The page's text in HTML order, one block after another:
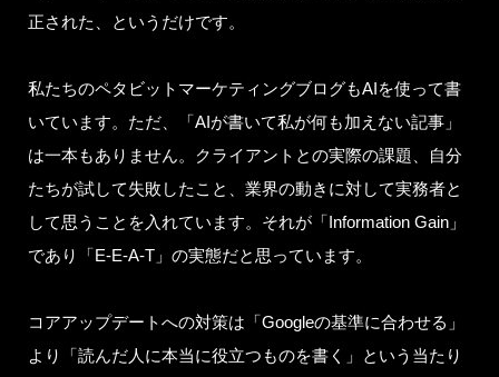
正された、というだけです。
私たちのペタビットマーケティングブログもAIを使って書
いています。ただ、「AIが書いて私が何も加えない記事」
は一本もありません。クライアントとの実際の課題、自分
たちが試して失敗したこと、業界の動きに対して実務者と
して思うことを入れています。それが「Information Gain」
であり「E-E-A-T」の実態だと思っています。
コアアップデートへの対策は「Googleの基準に合わせる」
より「読んだ人に本当に役立つものを書く」という当たり